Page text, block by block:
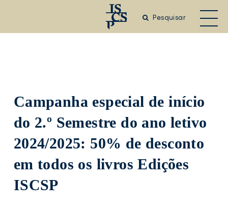
Pesquisar
Campanha especial de início
do 2.º Semestre do ano letivo
2024/2025: 50% de desconto
em todos os livros Edições
ISCSP